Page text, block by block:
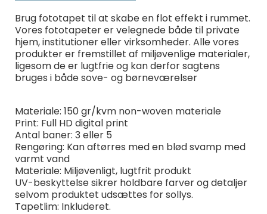
Brug fototapet til at skabe en flot effekt i rummet.
Vores fototapeter er velegnede både til private
hjem, institutioner eller virksomheder. Alle vores
produkter er fremstillet af miljøvenlige materialer,
ligesom de er lugtfrie og kan derfor sagtens
bruges i både sove- og børneværelser
Materiale: 150 gr/kvm non-woven materiale
Print: Full HD digital print
Antal baner: 3 eller 5
Rengøring: Kan aftørres med en blød svamp med
varmt vand
Materiale: Miljøvenligt, lugtfrit produkt
UV-beskyttelse sikrer holdbare farver og detaljer
selvom produktet udsættes for sollys.
Tapetlim: Inkluderet.